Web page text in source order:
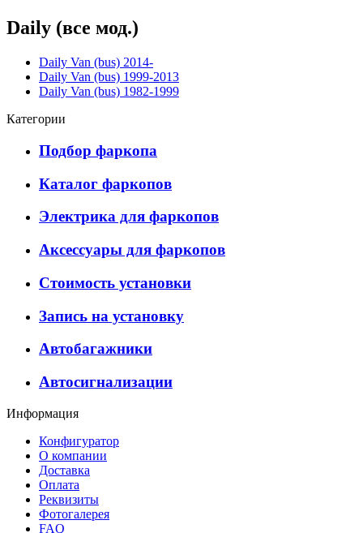
Daily (все мод.)
Daily Van (bus) 2014-
Daily Van (bus) 1999-2013
Daily Van (bus) 1982-1999
Категории
Подбор фаркопа
Каталог фаркопов
Электрика для фаркопов
Аксессуары для фаркопов
Стоимость установки
Запись на установку
Автобагажники
Автосигнализации
Информация
Конфигуратор
О компании
Доставка
Оплата
Реквизиты
Фотогалерея
FAQ